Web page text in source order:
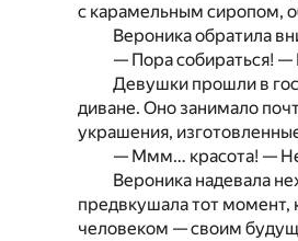
с карамельным сиропом,
Вероника обратила
— Пора собираться! —
Девушки прошли в
диване. Оно занимало
украшения,
— Ммм… красота! —
Вероника надевала
предвкушала тот момент,
человеком — своим